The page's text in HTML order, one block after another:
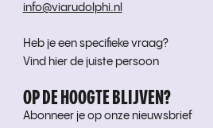
info@viarudolphi.nl
Heb je een specifieke vraag?
Vind hier de juiste persoon
OP DE HOOGTE BLIJVEN?
Abonneer je op onze nieuwsbrief